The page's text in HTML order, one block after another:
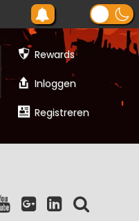
Rewards
Inloggen
Registreren